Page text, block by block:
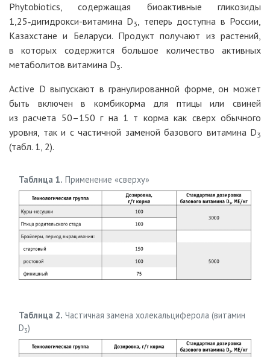
Phytobiotics, содержащая биоактивные гликозиды
1,25‑дигидрокси-витамина D3, теперь доступна в России,
Казахстане и Беларуси. Продукт получают из растений,
в которых содержится большое количество активных
метаболитов витамина D3.
Active D выпускают в гранулированной форме, он может
быть включен в комбикорма для птицы или свиней
из расчета 50–150 г на 1 т корма как сверх обычного
уровня, так и с частичной заменой базового витамина D3
(табл. 1, 2).
Таблица 1. Применение «сверху»
Таблица 2. Частичная замена холекальциферола (витамин
D3)